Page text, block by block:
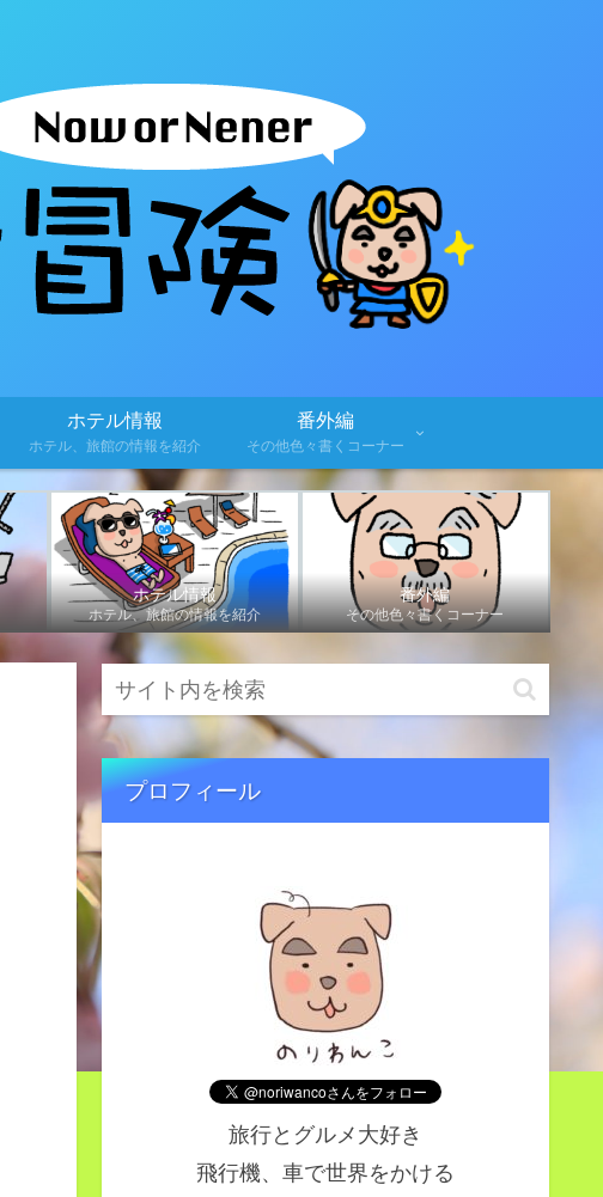
ホテル情報
ホテル、旅館の情報を紹介
番外編
その他色々書くコーナー
ホテル情報
ホテル、旅館の情報を紹介
番外編
その他色々書くコーナー
プロフィール
旅行とグルメ大好き
飛行機、車で世界をかける